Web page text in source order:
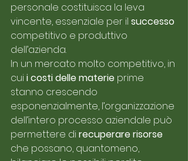
personale costituisca la leva
vincente, essenziale per il successo
competitivo e produttivo
dell’azienda.
In un mercato molto competitivo, in
cui i costi delle materie prime
stanno crescendo
esponenzialmente, l’organizzazione
dell’intero processo aziendale può
permettere di recuperare risorse
che possano, quantomeno,